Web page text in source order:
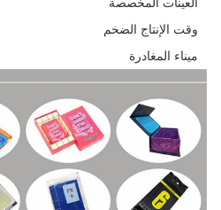
وقت الإنتاج الضخم
ميناء المغادرة